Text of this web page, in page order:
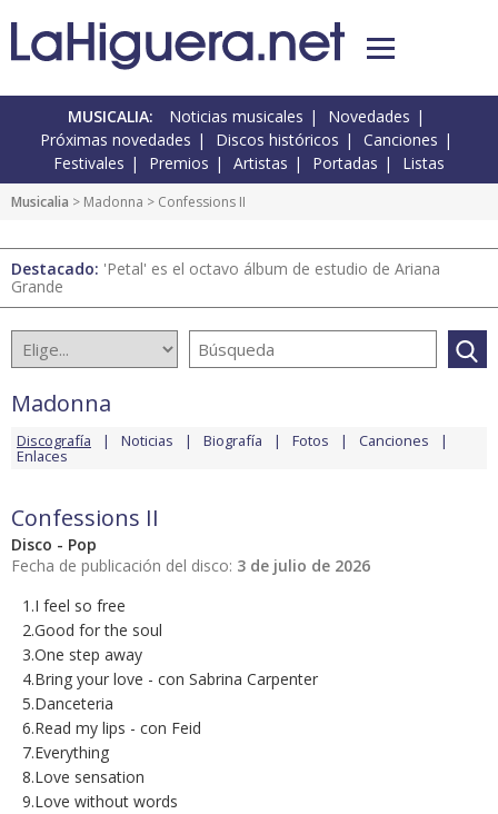
MUSICALIA: Noticias musicales
Novedades
Próximas novedades
Discos históricos
Canciones
Festivales
Premios Artistas Portadas Listas
Musicalia > Madonna > Confessions II
Destacado: 'Petal' es el octavo álbum de estudio de Ariana
Grande
Madonna
Discografía Noticias Biografía Fotos Canciones
Enlaces
Confessions II
Disco - Pop
Fecha de publicación del disco: 3 de julio de 2026
1.I feel so free
2.Good for the soul
3.One step away
4.Bring your love - con Sabrina Carpenter
5.Danceteria
6.Read my lips - con Feid
7.Everything
8.Love sensation
9.Love without words